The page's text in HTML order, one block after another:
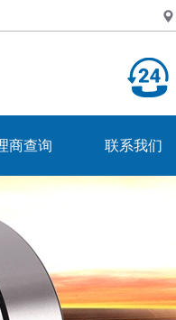
商查询 联系我们